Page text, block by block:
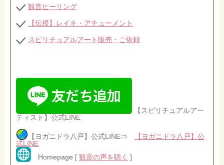
観音ヒーリング
【伝授】レイキ・アチューメント
スピリチュアルアート販売・ご依頼
【スピリチュアルアー
ティスト】公式LINE
【ヨガニドラ八戸】公式LINE⇒
【ヨガニドラ八戸】公
式LINE
Homepage [ 観音の声を聴く ]